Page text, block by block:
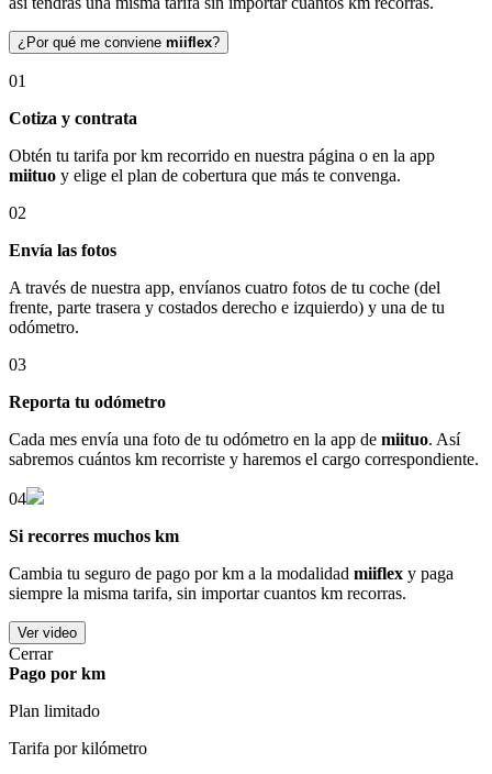
¿Por qué me conviene miiflex?
01
Cotiza y contrata
Obtén tu tarifa por km recorrido en nuestra página o en la app
miituo y elige el plan de cobertura que más te convenga.
02
Envía las fotos
A través de nuestra app, envíanos cuatro fotos de tu coche (del
frente, parte trasera y costados derecho e izquierdo) y una de tu
odómetro.
03
Reporta tu odómetro
Cada mes envía una foto de tu odómetro en la app de miituo. Así
sabremos cuántos km recorriste y haremos el cargo correspondiente.
04
Si recorres muchos km
Cambia tu seguro de pago por km a la modalidad miiflex y paga
siempre la misma tarifa, sin importar cuantos km recorras.
Ver video
Cerrar
Pago por km
Plan limitado
Tarifa por kilómetro